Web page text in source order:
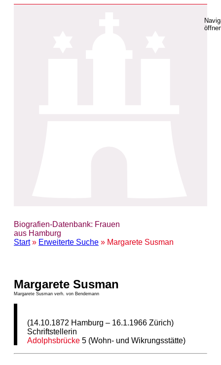
Biografien-Datenbank: Frauen
aus Hamburg
Start» Erweiterte Suche » Margarete Susman
Margarete Susman
Margarete Susman verh. von Bendemann
(14.10.1872 Hamburg – 16.1.1966 Zürich)
Schriftstellerin
Adolphsbrücke 5 (Wohn- und Wikrungsstätte)